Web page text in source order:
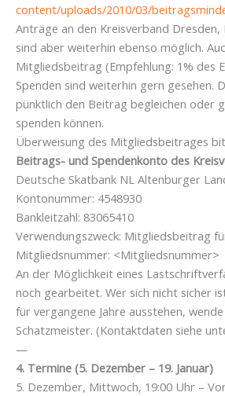
content/uploads/2010/03/
Anträge an den Kreisverband Dresden,
sind aber weiterhin ebenso möglich.
Mitgliedsbeitrag (Empfehlung: 1% des
Spenden sind weiterhin gern gesehen.
pünktlich den Beitrag begleichen oder
spenden können.
Überweisung des Mitgliedsbeitrages
Beitrags- und Spendenkonto des
Deutsche Skatbank NL Altenburger
Kontonummer: 4548930
Bankleitzahl: 83065410
Verwendungszweck: Mitgliedsbeitrag
Mitgliedsnummer: <Mitgliedsnummer>
An der Möglichkeit eines
noch gearbeitet. Wer sich nicht sicher
für vergangene Jahre ausstehen,
Schatzmeister. (Kontaktdaten siehe
—
4. Termine (5. Dezember – 19. Januar)
5. Dezember, Mittwoch, 19:00 Uhr –